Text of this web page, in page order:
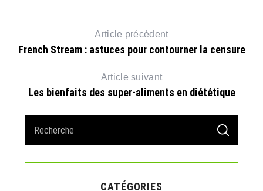
Article précédent
French Stream : astuces pour contourner la censure
Article suivant
Les bienfaits des super-aliments en diététique
a
r
S
A
C
CATÉGORIES